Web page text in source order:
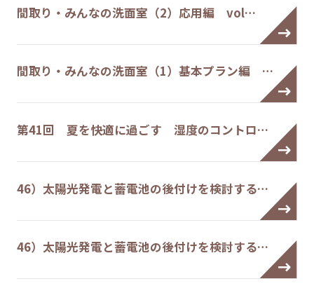
間取り・みんなの洗面室（2）応用編 vol…
間取り・みんなの洗面室（1）基本プラン編 …
第41回 夏を快適に過ごす 湿度のコントロ…
46）太陽光発電と蓄電池の後付けを検討する…
46）太陽光発電と蓄電池の後付けを検討する…